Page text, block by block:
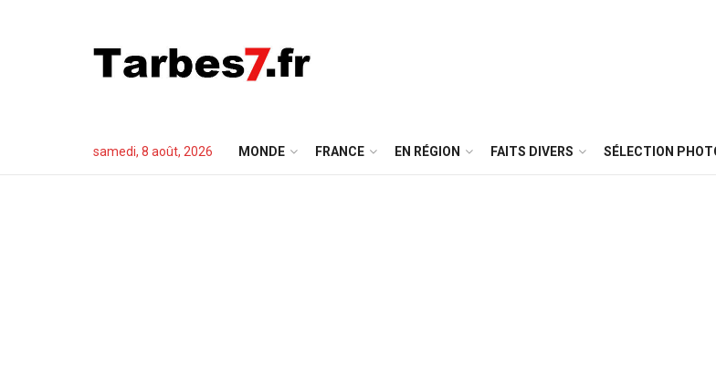
samedi, 8 août, 2026 MONDE FRANCE EN RÉGION FAITS DIVERS SÉLECTION